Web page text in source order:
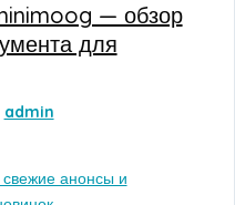
— обзор
для
admin